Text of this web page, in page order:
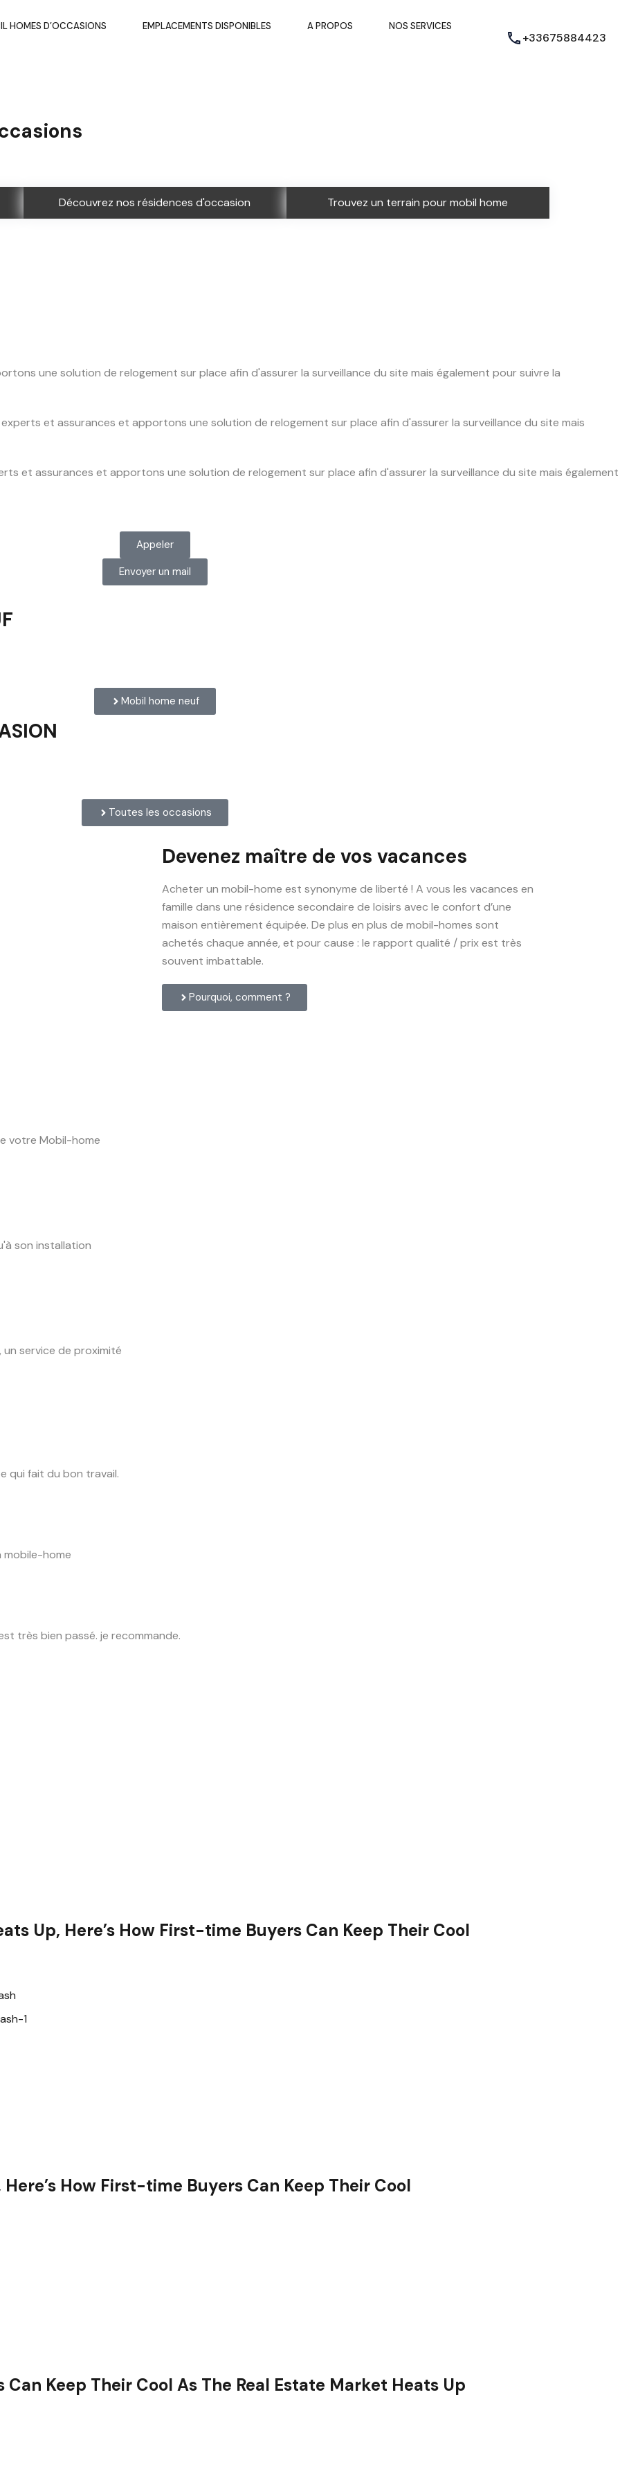
HOMES D’OCCASIONS EMPLACEMENTS DISPONIBLES A PROPOS NOS SERVICES
+33675884423
Découvrez nos résidences d'occasion Trouvez un terrain pour mobil home
une solution de relogement sur place afin d'assurer la surveillance du site mais également pour suivre la
et assurances et apportons une solution de relogement sur place afin d'assurer la surveillance du site mais
et assurances et apportons une solution de relogement sur place afin d'assurer la surveillance du site mais également
Appeler
Envoyer un mail
Mobil home neuf
Toutes les occasions
Devenez maître de vos vacances
Acheter un mobil-home est synonyme de liberté ! A vous les vacances en
famille dans une résidence secondaire de loisirs avec le confort d’une
maison entièrement équipée. De plus en plus de mobil-homes sont
achetés chaque année, et pour cause : le rapport qualité / prix est très
souvent imbattable.
Pourquoi, comment ?
votre Mobil-home
son installation
service de proximité
qui fait du bon travail.
mobile-home
très bien passé. je recommande.
Up, Here’s How First-time Buyers Can Keep Their Cool
How First-time Buyers Can Keep Their Cool
Keep Their Cool As The Real Estate Market Heats Up